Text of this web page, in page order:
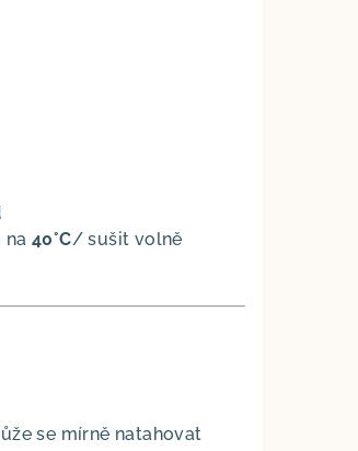
na 40°C/ sušit volně
se mírně natahovat